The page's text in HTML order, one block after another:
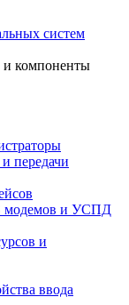
систем
и компоненты
передачи
модемов и УСПД
и
ввода